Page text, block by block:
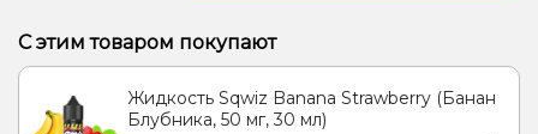
С этим товаром покупают
Жидкость Sqwiz Banana Strawberry (Банан
Блубника, 50 мг, 30 мл)